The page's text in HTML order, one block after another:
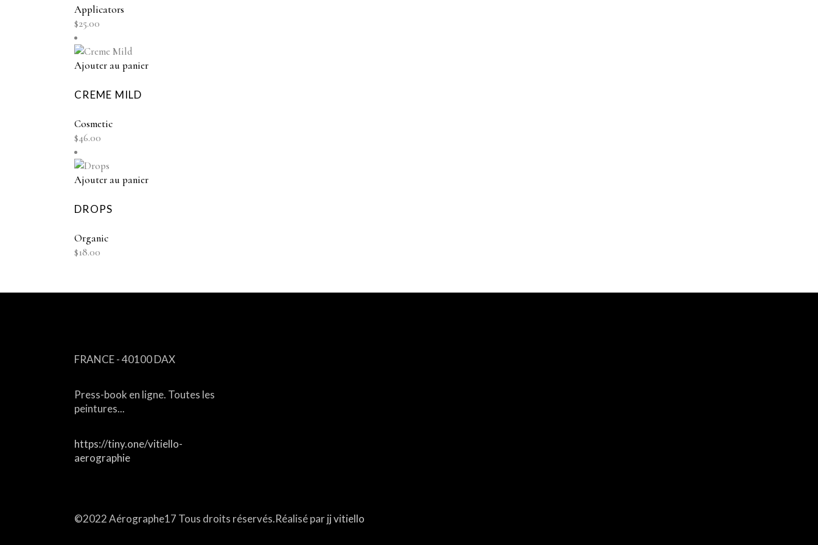
Applicators
$25.00
Ajouter au panier
CREME MILD
Cosmetic
$46.00
Ajouter au panier
DROPS
Organic
$18.00
FRANCE - 40100 DAX
Press-book en ligne. Toutes les
peintures...
https://tiny.one/vitiello-
aerographie
©2022 Aérographe17 Tous droits réservés.Réalisé parjj vitiello